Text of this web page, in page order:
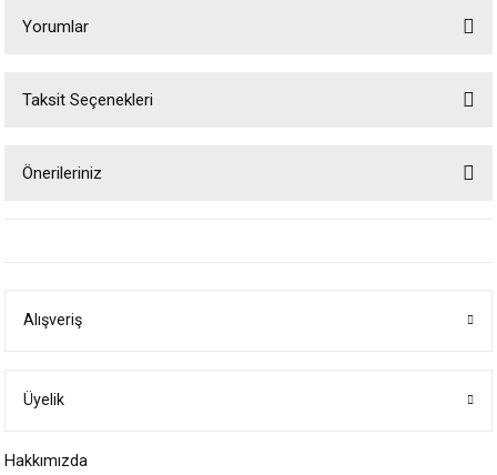
Yorumlar
Taksit Seçenekleri
Önerileriniz
Ürün bilgilerinde hatalar bulunuyor.
Bu ürüne benzer farklı alternatifler olmalı.
Alışveriş
Üyelik
Hakkımızda